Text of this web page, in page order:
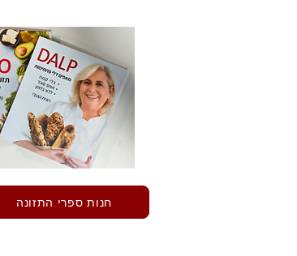
חנות ספרי התזונה